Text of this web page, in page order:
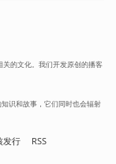
的文化。我们开发原创的播客
识和故事，它们同时也会辐射
发行 RSS